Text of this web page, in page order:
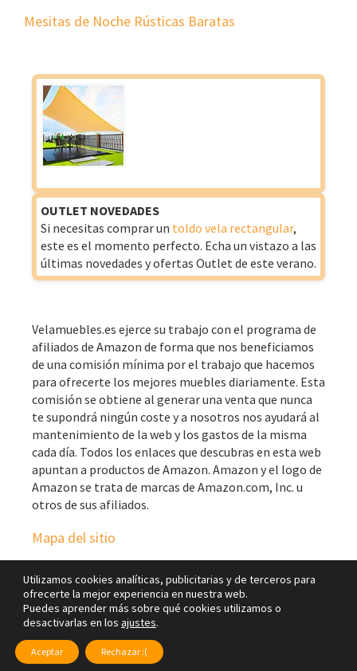
Mesitas de Noche Rústicas Baratas
OUTLET NOVEDADES
Si necesitas comprar un toldo vela rectangular,
este es el momento perfecto. Echa un vistazo a las
últimas novedades y ofertas Outlet de este verano.
Velamuebles.es ejerce su trabajo con el programa de
afiliados de Amazon de forma que nos beneficiamos
de una comisión mínima por el trabajo que hacemos
para ofrecerte los mejores muebles diariamente. Esta
comisión se obtiene al generar una venta que nunca
te supondrá ningún coste y a nosotros nos ayudará al
mantenimiento de la web y los gastos de la misma
cada día. Todos los enlaces que descubras en esta web
apuntan a productos de Amazon. Amazon y el logo de
Amazon se trata de marcas de Amazon.com, Inc. u
otros de sus afiliados.
Mapa del sitio
Copyright © 2026 · Vela Muebles Blog ·
privacidad
Utilizamos cookies analíticas, publicitarias y de terceros para
ofrecerte la mejor experiencia en nuestra web.
Puedes aprender más sobre qué cookies utilizamos o
desactivarlas en los ajustes.
Aceptar Rechazar :(